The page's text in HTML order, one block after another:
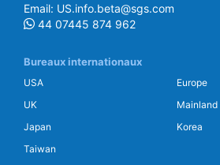
Email: US.info.beta@sgs.com
44 07445 874 962
Bureaux internationaux
USA
Europe
UK
Mainland
Japan
Korea
Taiwan